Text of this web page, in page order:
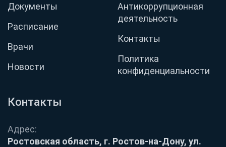
Контакты
Адрес:
Ростовская область, г. Ростов-на-Дону, ул.
Документы
Расписание
Врачи
Новости
Антикоррупционная
деятельность
Контакты
Политика
конфиденциальности